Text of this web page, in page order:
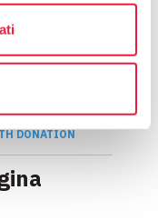
DONATION